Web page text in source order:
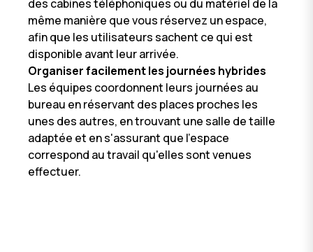
des cabines téléphoniques ou du matériel de la
même manière que vous réservez un espace,
afin que les utilisateurs sachent ce qui est
disponible avant leur arrivée.
Organiser facilement les journées hybrides
Les équipes coordonnent leurs journées au
bureau en réservant des places proches les
unes des autres, en trouvant une salle de taille
adaptée et en s'assurant que l'espace
correspond au travail qu'elles sont venues
effectuer.